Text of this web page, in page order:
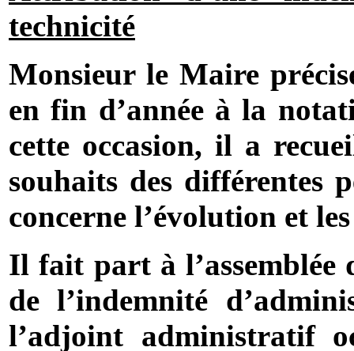
technicité
Monsieur le Maire
en fin d’année à la
cette occasion, il a
souhaits des différentes
concerne l’évolution et
Il fait part à l’assemblée
de l’indemnité
l’adjoint administratif